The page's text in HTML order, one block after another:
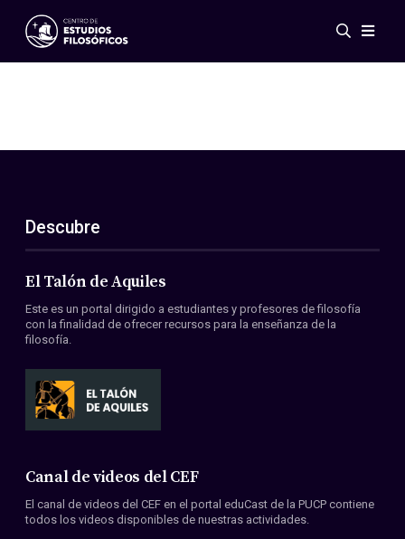
Eventos
ES
EN
Acerca de nosotros
Miembros
Convenios
Descubre
El Talón de Aquiles
Este es un portal dirigido a estudiantes y profesores de filosofía
con la finalidad de ofrecer recursos para la enseñanza de la
filosofía.
Canal de videos del CEF
El canal de videos del CEF en el portal eduCast de la PUCP contiene
todos los videos disponibles de nuestras actividades.